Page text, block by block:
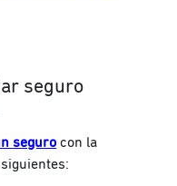
seguro
seguro con la